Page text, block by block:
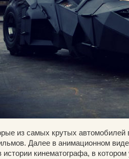
из самых крутых
Далее в анимационном
истории кинематографа, в